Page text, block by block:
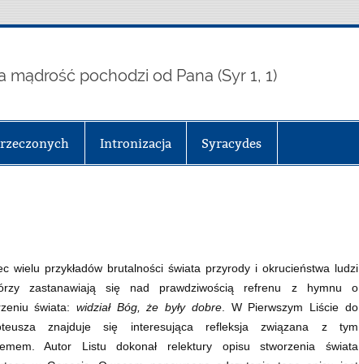
mądrość pochodzi od Pana (Syr 1, 1)
Intronizacja Syracydes
wielu przykładów brutalności świata przyrody i okrucieństwa ludzi
zastanawiają się nad prawdziwością refrenu z hymnu o
świata:widział Bóg, że były dobre. W Pierwszym Liście do
znajduje się interesująca refleksja związana z tym
Autor Listu dokonał relektury opisu stworzenia świata